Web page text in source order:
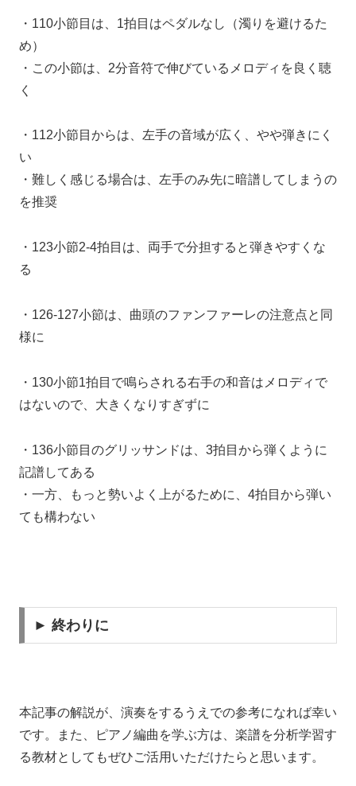
・110小節目は、1拍目はペダルなし（濁りを避けるた
め）
・この小節は、2分音符で伸びているメロディを良く聴
く
・112小節目からは、左手の音域が広く、やや弾きにく
い
・難しく感じる場合は、左手のみ先に暗譜してしまうの
を推奨
・123小節2-4拍目は、両手で分担すると弾きやすくな
る
・126-127小節は、曲頭のファンファーレの注意点と同
様に
・130小節1拍目で鳴らされる右手の和音はメロディで
はないので、大きくなりすぎずに
・136小節目のグリッサンドは、3拍目から弾くように
記譜してある
・一方、もっと勢いよく上がるために、4拍目から弾い
ても構わない
► 終わりに
本記事の解説が、演奏をするうえでの参考になれば幸い
です。また、ピアノ編曲を学ぶ方は、楽譜を分析学習す
る教材としてもぜひご活用いただけたらと思います。